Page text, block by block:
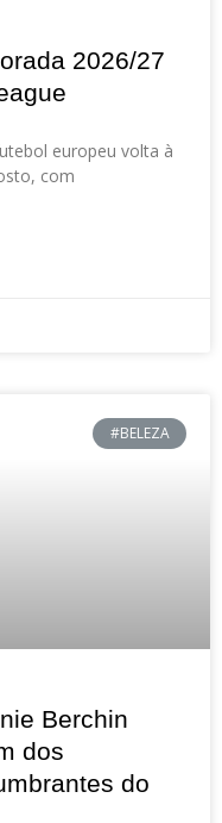
2026/27
europeu volta à
com
#BELEZA
Berchin
dos
do